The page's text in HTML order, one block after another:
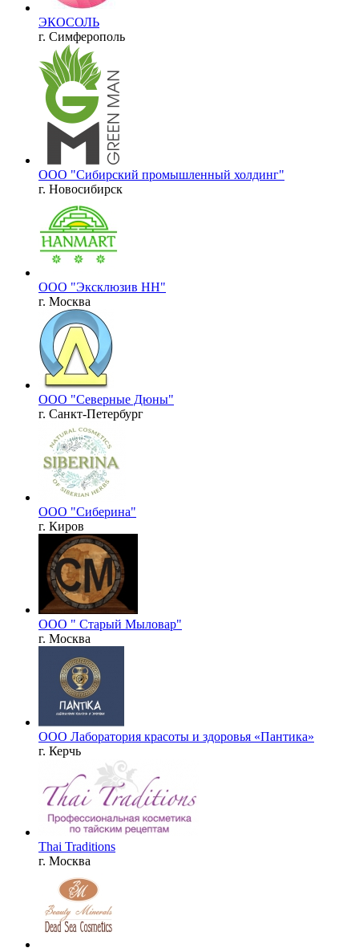
ЭКОСОЛЬ
г. Симферополь
ООО "Сибирский промышленный холдинг"
г. Новосибирск
ООО "Эксклюзив НН"
г. Москва
ООО "Северные Дюны"
г. Санкт-Петербург
ООО "Сиберина"
г. Киров
ООО " Старый Мыловар"
г. Москва
ООО Лаборатория красоты и здоровья «Пантика»
г. Керчь
Thai Traditions
г. Москва